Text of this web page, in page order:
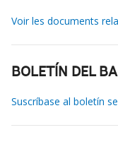
Voir les documents
BOLETÍN DEL
Suscríbase al boletín